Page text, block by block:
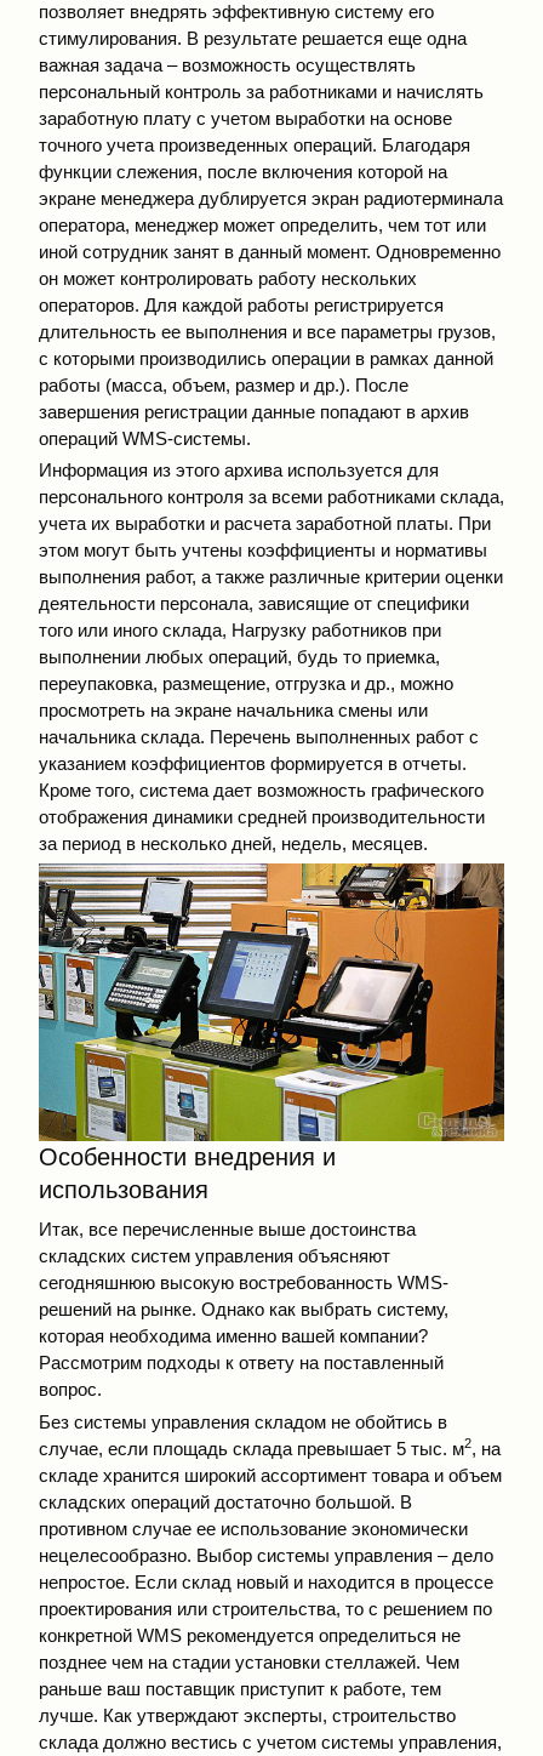
позволяет внедрять эффективную систему его
стимулирования. В результате решается еще одна
важная задача – возможность осуществлять
персональный контроль за работниками и начислять
заработную плату с учетом выработки на основе
точного учета произведенных операций. Благодаря
функции слежения, после включения которой на
экране менеджера дублируется экран радиотерминала
оператора, менеджер может определить, чем тот или
иной сотрудник занят в данный момент. Одновременно
он может контролировать работу нескольких
операторов. Для каждой работы регистрируется
длительность ее выполнения и все параметры грузов,
с которыми производились операции в рамках данной
работы (масса, объем, размер и др.). После
завершения регистрации данные попадают в архив
операций WMS-системы.
Информация из этого архива используется для
персонального контроля за всеми работниками склада,
учета их выработки и расчета заработной платы. При
этом могут быть учтены коэффициенты и нормативы
выполнения работ, а также различные критерии оценки
деятельности персонала, зависящие от специфики
того или иного склада, Нагрузку работников при
выполнении любых операций, будь то приемка,
переупаковка, размещение, отгрузка и др., можно
просмотреть на экране начальника смены или
начальника склада. Перечень выполненных работ с
указанием коэффициентов формируется в отчеты.
Кроме того, система дает возможность графического
отображения динамики средней производительности
за период в несколько дней, недель, месяцев.
Особенности внедрения и
использования
Итак, все перечисленные выше достоинства
складских систем управления объясняют
сегодняшнюю высокую востребованность WMS-
решений на рынке. Однако как выбрать систему,
которая необходима именно вашей компании?
Рассмотрим подходы к ответу на поставленный
вопрос.
Без системы управления складом не обойтись в
случае, если площадь склада превышает 5 тыс. м2, на
складе хранится широкий ассортимент товара и объем
складских операций достаточно большой. В
противном случае ее использование экономически
нецелесообразно. Выбор системы управления – дело
непростое. Если склад новый и находится в процессе
проектирования или строительства, то с решением по
конкретной WMS рекомендуется определиться не
позднее чем на стадии установки стеллажей. Чем
раньше ваш поставщик приступит к работе, тем
лучше. Как утверждают эксперты, строительство
склада должно вестись с учетом системы управления,